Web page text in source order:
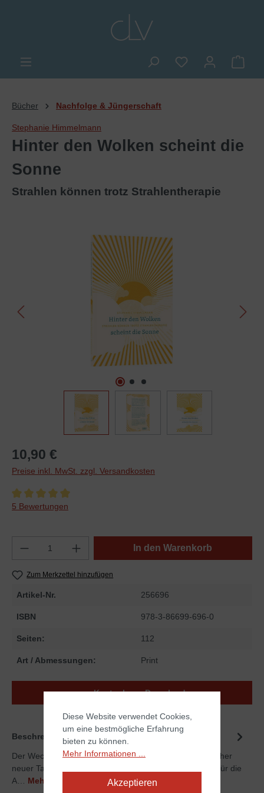
Du hast 0
Bücher Nachfolge & Jüngerschaft
Stephanie Himmelmann
Hinter den Wolken scheint die
Sonne
Strahlen können trotz Strahlentherapie
Bildergalerie überspringen
10,90 €
Preise inkl. MwSt. zzgl. Versandkosten
Durchschnittliche Bewertung von 5 von 5 Sternen
5 Bewertungen
In den Warenkorb
Zum Merkzettel hinzufügen
Artikel-Nr. 256696
ISBN 978-3-86699-696-0
Seiten: 112
Art / Abmessungen: Print
Kostenloser Download
Beschreibung
Der Wecker klingelt. Es ist 6:30 Uhr. Ein ganz gewöhnlicher
neuer Tag beginnt, einer von vielen. Marcel macht sich für die
A… Mehr
Diese Website verwendet Cookies,
um eine bestmögliche Erfahrung
bieten zu können.
Mehr Informationen ...
Akzeptieren